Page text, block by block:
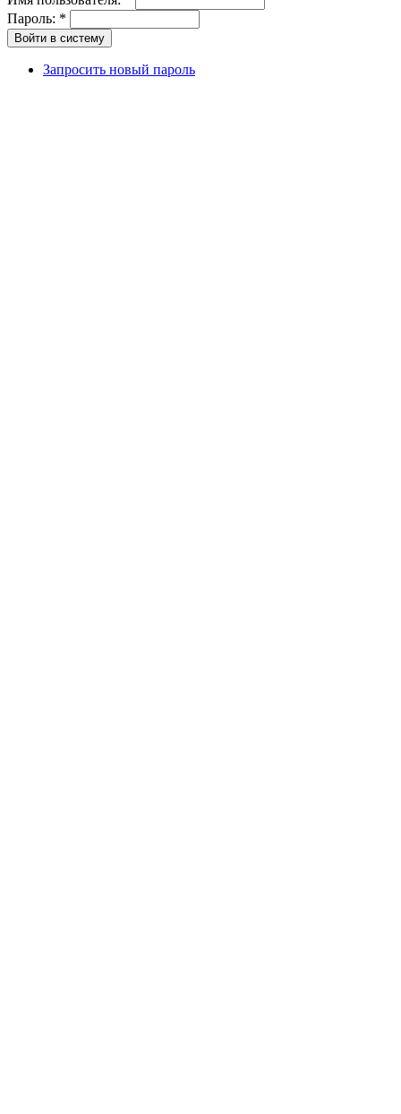
Пароль: *
Запросить новый пароль